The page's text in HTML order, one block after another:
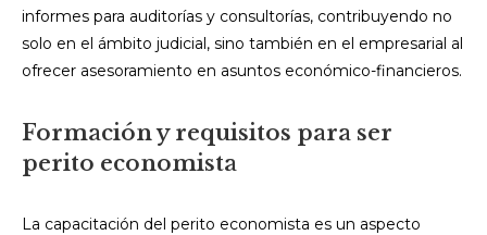
informes para auditorías y consultorías, contribuyendo no
solo en el ámbito judicial, sino también en el empresarial al
ofrecer asesoramiento en asuntos económico-financieros.
Formación y requisitos para ser
perito economista
La capacitación del perito economista es un aspecto